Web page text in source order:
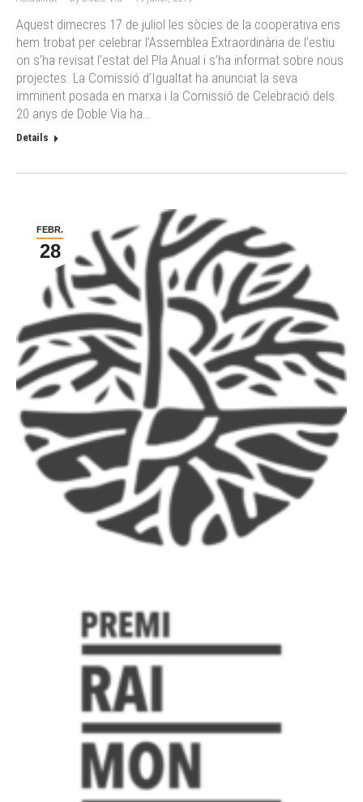
Aquest dimecres 17 de juliol les sòcies de la cooperativa ens
hem trobat per celebrar l’Assemblea Extraordinària de l’estiu
on s’ha revisat l’estat del Pla Anual i s’ha informat sobre nous
projectes. La Comissió d’Igualtat ha anunciat la seva
imminent posada en marxa i la Comissió de Celebració dels
20 anys de Doble Via ha…
Details
FEBR.
28